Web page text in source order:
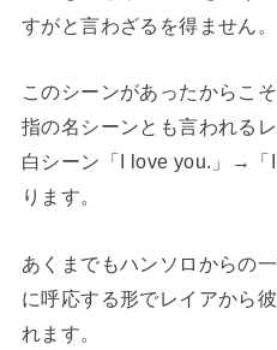
すがと言わざるを得ません。
このシーンがあったからこ
指の名シーンとも言われる
白シーン「I love you.」→「
ります。
あくまでもハンソロからの
に呼応する形でレイアから
れます。